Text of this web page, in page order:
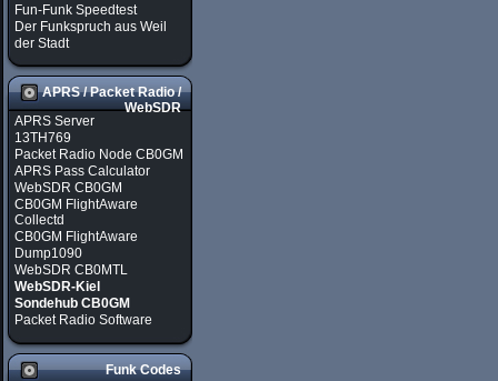
Fun-Funk Speedtest
Der Funkspruch aus Weil
der Stadt
APRS / Packet Radio /
WebSDR
APRS Server
13TH769
Packet Radio Node CB0GM
APRS Pass Calculator
WebSDR CB0GM
CB0GM FlightAware
Collectd
CB0GM FlightAware
Dump1090
WebSDR CB0MTL
WebSDR-Kiel
Sondehub CB0GM
Packet Radio Software
Funk Codes